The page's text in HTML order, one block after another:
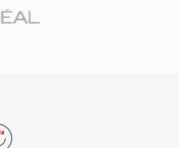
4 ASP cho mã
hình. MJPEG thường
các codec liên